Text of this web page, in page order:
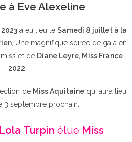
à Eve Alexeline
a eu lieu le Samedi 8 juillet à la
, Une magnifique soirée de gala en
et de Diane Leyre, Miss France
2022
de Miss Aquitainequi aura lieu
3 septembre prochain.
Lola Turpin élue Miss